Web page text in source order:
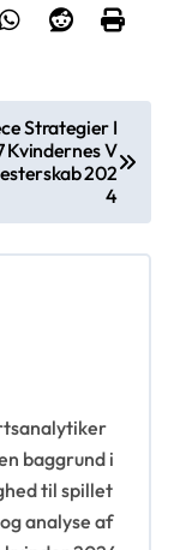
Strategier I
Kvindernes V
202
4
baggrund i
til spillet
analyse af